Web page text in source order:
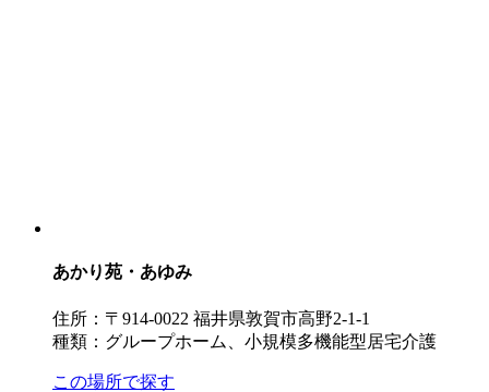
あかり苑・あゆみ
住所：〒914-0022 福井県敦賀市高野2-1-1
種類：グループホーム、小規模多機能型居宅介護
この場所で探す